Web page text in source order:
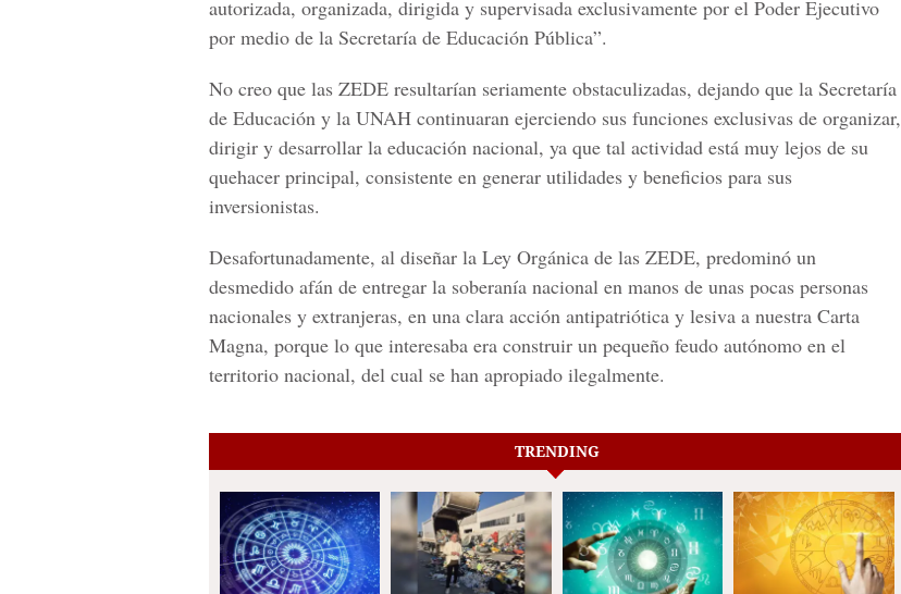
autorizada, organizada, dirigida y supervisada exclusivamente por el Poder Ejecutivo
por medio de la Secretaría de Educación Pública”.
No creo que las ZEDE resultarían seriamente obstaculizadas, dejando que la Secretaría
de Educación y la UNAH continuaran ejerciendo sus funciones exclusivas de organizar,
dirigir y desarrollar la educación nacional, ya que tal actividad está muy lejos de su
quehacer principal, consistente en generar utilidades y beneficios para sus
inversionistas.
Desafortunadamente, al diseñar la Ley Orgánica de las ZEDE, predominó un
desmedido afán de entregar la soberanía nacional en manos de unas pocas personas
nacionales y extranjeras, en una clara acción antipatriótica y lesiva a nuestra Carta
Magna, porque lo que interesaba era construir un pequeño feudo autónomo en el
territorio nacional, del cual se han apropiado ilegalmente.
TRENDING